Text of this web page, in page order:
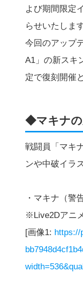
よび期間限定
らせいたします
今回のアップ
A1」の新スキ
定で復刻開催
◆マキナの
戦闘員「マキ
ンや中破イラ
・マキナ（警
※Live2Dアニ
[画像1: https://